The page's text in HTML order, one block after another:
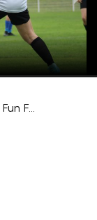
Journée Evenementielle Fun Foot